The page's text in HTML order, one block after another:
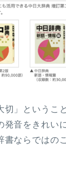
切」というこ
発音をきれい
書ならではの